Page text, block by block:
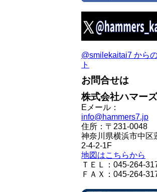
@smilekaitai7 から
ト
お問合せは
株式会社ハマーズ
Eメール：
info@hammers7.jp
住所：〒231-0048
神奈川県横浜市中区
2-4-2-1F
地図はこちらから
ＴＥＬ：045-264-
ＦＡＸ：045-264-